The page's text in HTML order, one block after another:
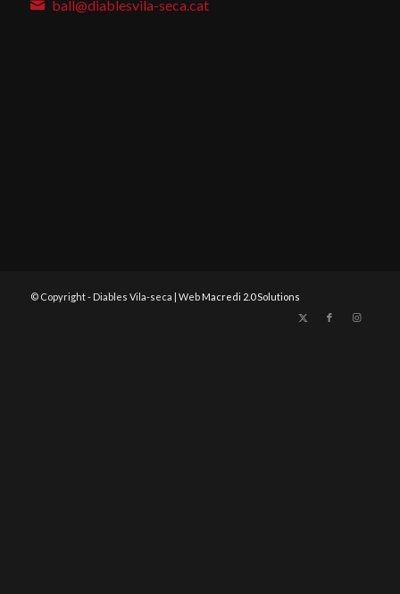
ball@diablesvila-seca.cat
© Copyright - Diables Vila-seca | Web Macredi 2.0 Solutions